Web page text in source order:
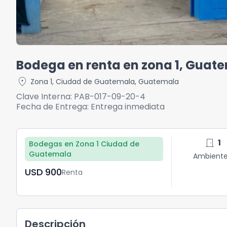
Bodega en renta en zona 1,
location_on Zona 1, Ciudad de Guatemala, Guatemala
Clave Interna: PAB-017-09-20-4
Fecha de Entrega: Entrega inmediata
Bodegas en Zona 1 Ciudad de
Guatemala
USD	900Renta
door_front 1
Descripción